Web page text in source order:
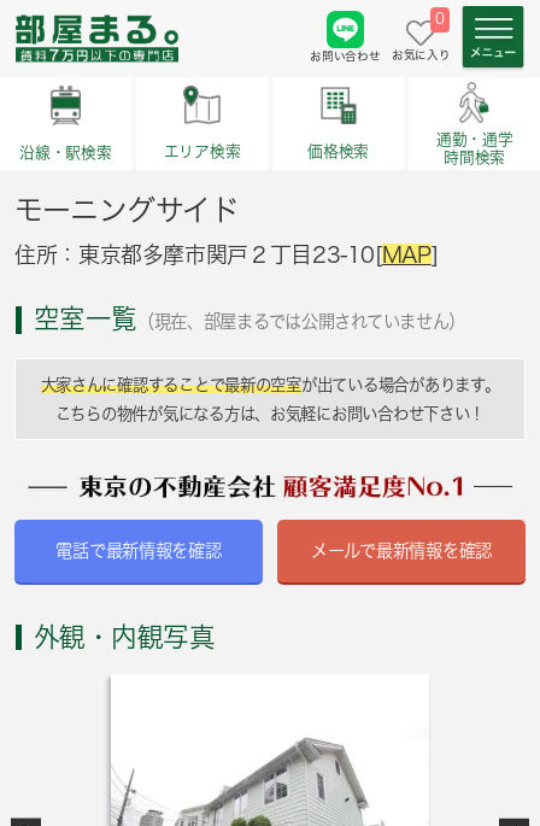
お問い合わせ
0
お気に入り
沿線・駅検索 エリア検索 価格検索
通勤・通学
時間検索
モーニングサイド
住所：東京都多摩市関戸２丁目23-10[MAP]
空室一覧 （現在、部屋まるでは公開されていません）
大家さんに確認することで最新の空室が出ている場合があります。
こちらの物件が気になる方は、お気軽にお問い合わせ下さい！
電話で最新情報を確認 メールで最新情報を確認
外観・内観写真